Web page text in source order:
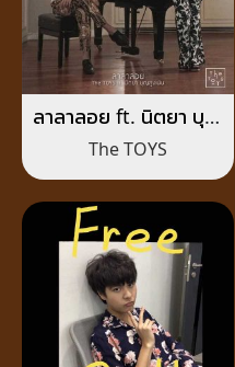
ลาลาลอย ft. นิตยา บุญ
สูงเนิน
The TOYS